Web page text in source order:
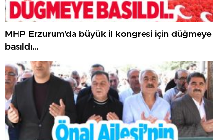
MHP Erzurum’da büyük il kongresi için düğmeye
basıldı…